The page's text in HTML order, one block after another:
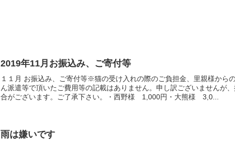
2019年11月お振込み、ご寄付等
１１月 お振込み、ご寄付等※猫の受け入れの際のご負担金、里親様から
ん派遣等で頂いたご費用等の記載はありません。申し訳ございませんが
合がございます。ご了承下さい。・西野様 1,000円・大熊様 3,0...
雨は嫌いです